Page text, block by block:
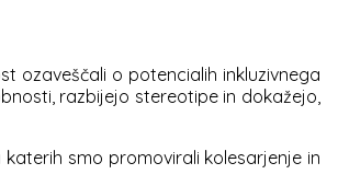
ozaveščali o potencialih inkluzivnega
razbijejo stereotipe in dokažejo,
smo promovirali kolesarjenje in